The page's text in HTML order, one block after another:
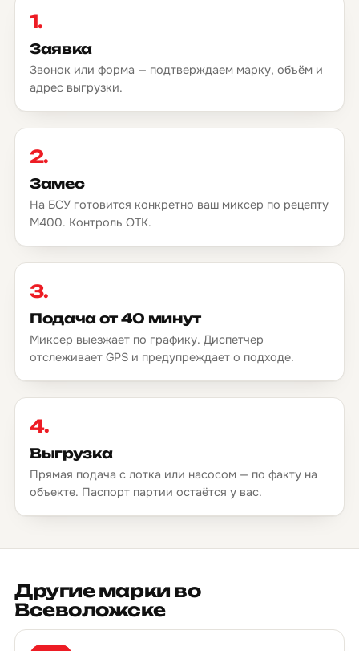
1.
Заявка
Звонок или форма — подтверждаем марку, объём и
адрес выгрузки.
2.
Замес
На БСУ готовится конкретно ваш миксер по рецепту
М400. Контроль ОТК.
3.
Подача от 40 минут
Миксер выезжает по графику. Диспетчер
отслеживает GPS и предупреждает о подходе.
4.
Выгрузка
Прямая подача с лотка или насосом — по факту на
объекте. Паспорт партии остаётся у вас.
Другие марки во
Всеволожске